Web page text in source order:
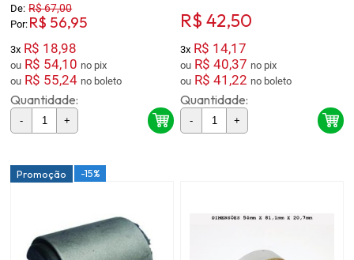
De: R$ 67,00
Por: R$ 56,95
3x R$ 18,98
ou R$ 54,10
no pix
ou R$ 55,24 no boleto
Quantidade:
- +
R$ 42,50
3x R$ 14,17
ou R$ 40,37
no pix
ou R$ 41,22 no boleto
Quantidade:
- +
Promoção -15%